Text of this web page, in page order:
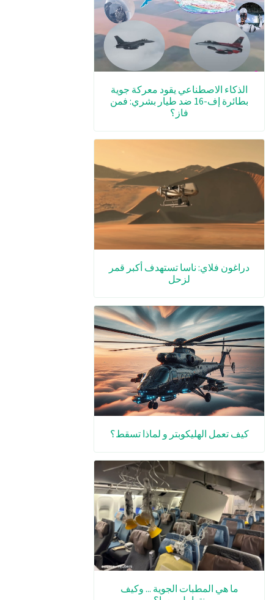
الذكاء الاصطناعي يقود معركة جوية
بطائرة إف-16 ضد طيار بشري: فمن
فاز؟
دراغون فلاي: ناسا تستهدف أكبر قمر
لزحل
كيف تعمل الهليكوبتر و لماذا تسقط؟
ما هي المطبات الجوية ... وكيف